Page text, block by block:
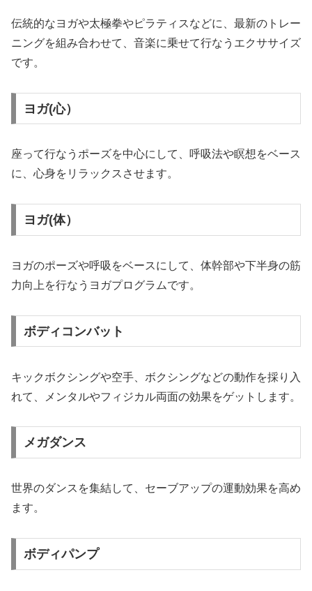
伝統的なヨガや太極拳やピラティスなどに、最新のトレー
ニングを組み合わせて、音楽に乗せて行なうエクササイズ
です。
ヨガ(心）
座って行なうポーズを中心にして、呼吸法や瞑想をベース
に、心身をリラックスさせます。
ヨガ(体）
ヨガのポーズや呼吸をベースにして、体幹部や下半身の筋
力向上を行なうヨガプログラムです。
ボディコンバット
キックボクシングや空手、ボクシングなどの動作を採り入
れて、メンタルやフィジカル両面の効果をゲットします。
メガダンス
世界のダンスを集結して、セーブアップの運動効果を高め
ます。
ボディパンプ